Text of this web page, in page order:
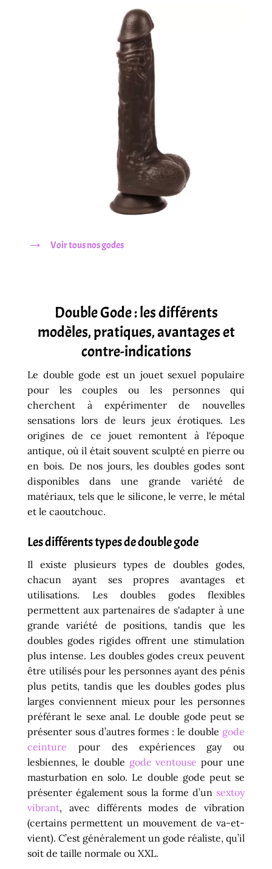
→ Voir tous nos godes
Double Gode : les différents
modèles, pratiques, avantages et
contre-indications
Le double gode est un jouet sexuel populaire
pour les couples ou les personnes qui
cherchent à expérimenter de nouvelles
sensations lors de leurs jeux érotiques. Les
origines de ce jouet remontent à l'époque
antique, où il était souvent sculpté en pierre ou
en bois. De nos jours, les doubles godes sont
disponibles dans une grande variété de
matériaux, tels que le silicone, le verre, le métal
et le caoutchouc.
Les différents types de double gode
Il existe plusieurs types de doubles godes,
chacun ayant ses propres avantages et
utilisations. Les doubles godes flexibles
permettent aux partenaires de s'adapter à une
grande variété de positions, tandis que les
doubles godes rigides offrent une stimulation
plus intense. Les doubles godes creux peuvent
être utilisés pour les personnes ayant des pénis
plus petits, tandis que les doubles godes plus
larges conviennent mieux pour les personnes
préférant le sexe anal. Le double gode peut se
présenter sous d’autres formes : le double gode
ceinture pour des expériences gay ou
lesbiennes, le double gode ventouse pour une
masturbation en solo. Le double gode peut se
présenter également sous la forme d’un sextoy
vibrant, avec différents modes de vibration
(certains permettent un mouvement de va-et-
vient). C’est généralement un gode réaliste, qu’il
soit de taille normale ou XXL.